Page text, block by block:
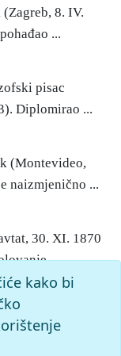
8. IV.
...
pisac
Diplomirao ...
(Montevideo,
naizmjenično ...
30. XI. 1870
...
18 19
izvršavanja
kako bi